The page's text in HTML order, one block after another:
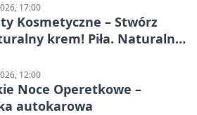
17:00
Kosmetyczne – Stwórz
krem! Piła. Naturalna
12:00
Noce Operetkowe –
autokarowa